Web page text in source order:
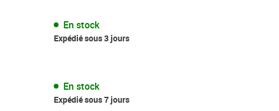
En stock
Expédié sous 3 jours
En stock
Expédié sous 7 jours